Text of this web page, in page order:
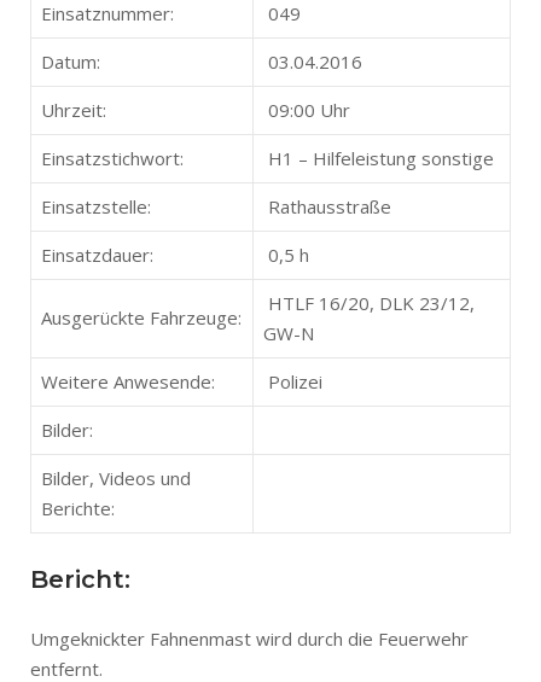
Einsatznummer:
049
Datum:
03.04.2016
Uhrzeit:
09:00 Uhr
Einsatzstichwort:
H1 – Hilfeleistung sonstige
Einsatzstelle:
Rathausstraße
Einsatzdauer:
0,5 h
Ausgerückte Fahrzeuge:
HTLF 16/20, DLK 23/12,
GW-N
Weitere Anwesende:
Polizei
Bilder:
Bilder, Videos und
Berichte:
Bericht:
Umgeknickter Fahnenmast wird durch die Feuerwehr
entfernt.